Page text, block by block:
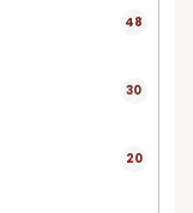
48
30
20